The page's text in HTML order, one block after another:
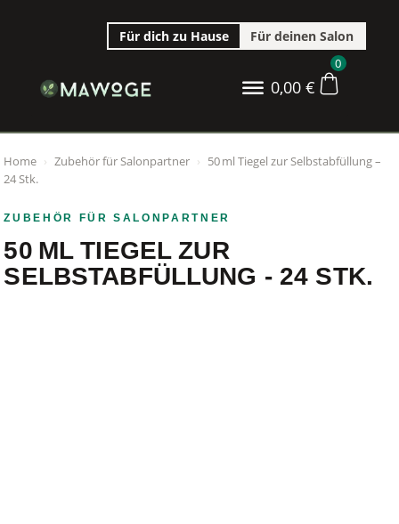
Für dich zu Hause Für deinen Salon
0,00 €
0
Home › Zubehör für Salonpartner › 50 ml Tiegel zur Selbstabfüllung –
24 Stk.
ZUBEHÖR FÜR SALONPARTNER
50 ML TIEGEL ZUR
SELBSTABFÜLLUNG - 24 STK.